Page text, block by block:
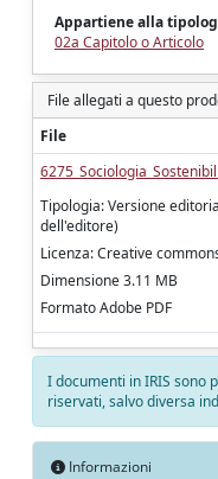
Appartiene alla
02a Capitolo o Articolo
File allegati a questo
File
Tipologia: Versione
dell'editore)
Licenza: Creative
Dimensione 3.11 MB
Formato Adobe PDF
I documenti in IRIS sono
riservati, salvo diversa
Informazioni